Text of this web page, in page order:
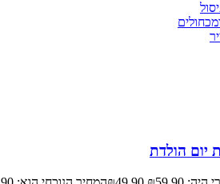
יום הולדת